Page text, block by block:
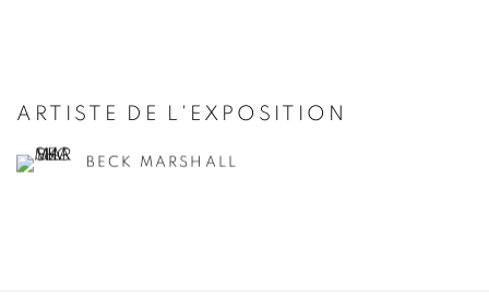
ARTISTE DE L'EXPOSITION
BECK MARSHALL